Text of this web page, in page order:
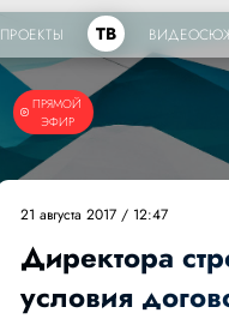
ПРОЕКТЫ ТВ
ПРЯМОЙ
ЭФИР
21 августа 2017 / 12:47
Директора
условия